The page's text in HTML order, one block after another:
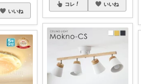
いいね
コレ いいね